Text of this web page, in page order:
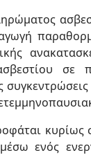
σε
κυρίως
ενός